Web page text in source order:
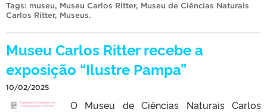
Tags: museu, Museu Carlos Ritter, Museu de Ciências Naturais
Carlos Ritter, Museus.
Museu Carlos Ritter recebe a
exposição “Ilustre Pampa”
10/02/2025
O Museu de Ciências Naturais Carlos